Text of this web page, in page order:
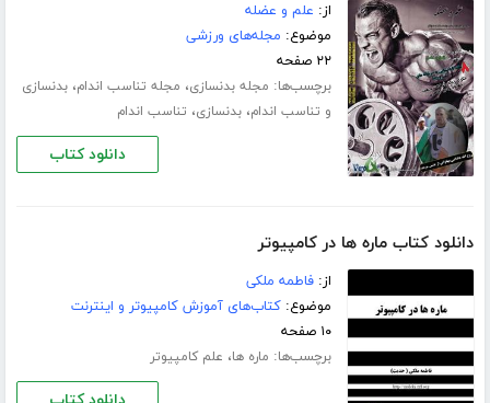
از: علم و عضله
موضوع: مجله‌های ورزشی
۲۲ صفحه
برچسب‌ها: مجله بدنسازی، مجله تناسب اندام،بدنسازی
و تناسب اندام،بدنسازی، تناسب اندام
دانلود کتاب
دانلود کتاب ماره ها در کامپیوتر
از:فاطمه ملکی
موضوع:کتاب‌های آموزش کامپیوتر و اینترنت
۱۰ صفحه
برچسب‌ها: ماره ها، علم کامپیوتر